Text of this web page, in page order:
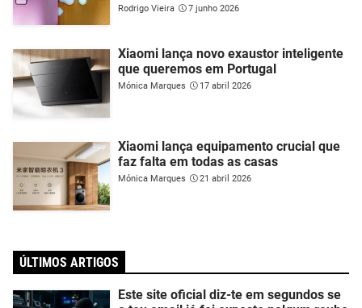
Rodrigo Vieira 7 junho 2026
Xiaomi lança novo exaustor inteligente
que queremos em Portugal
Mónica Marques 17 abril 2026
Xiaomi lança equipamento crucial que
faz falta em todas as casas
Mónica Marques 21 abril 2026
ÚLTIMOS ARTIGOS
Este site oficial diz-te em segundos se